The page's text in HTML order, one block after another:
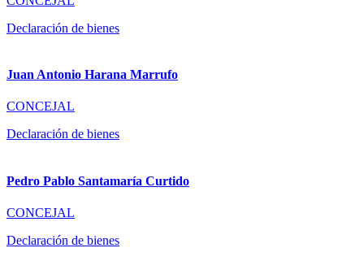
Declaración de bienes
Juan Antonio Harana Marrufo
CONCEJAL
Declaración de bienes
Pedro Pablo Santamaría Curtido
CONCEJAL
Declaración de bienes